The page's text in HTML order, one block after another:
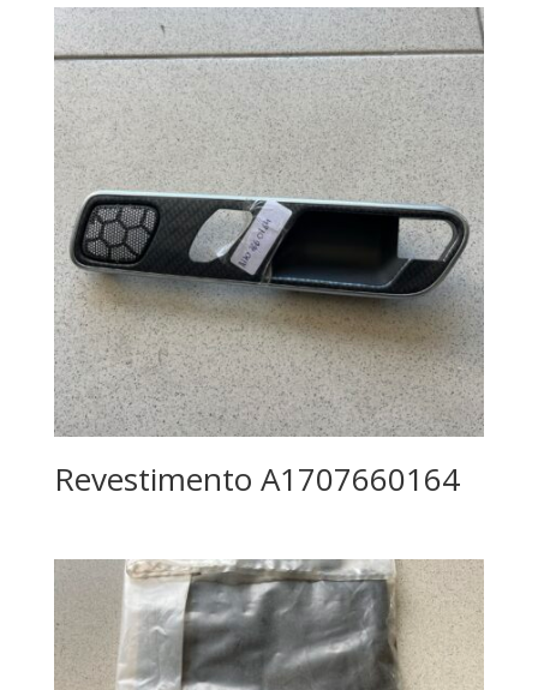
Revestimento A1707660164